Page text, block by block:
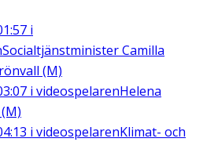
i
Socialtjänstminister Camilla
(M)
i videospelarenHelena
i videospelarenKlimat- och